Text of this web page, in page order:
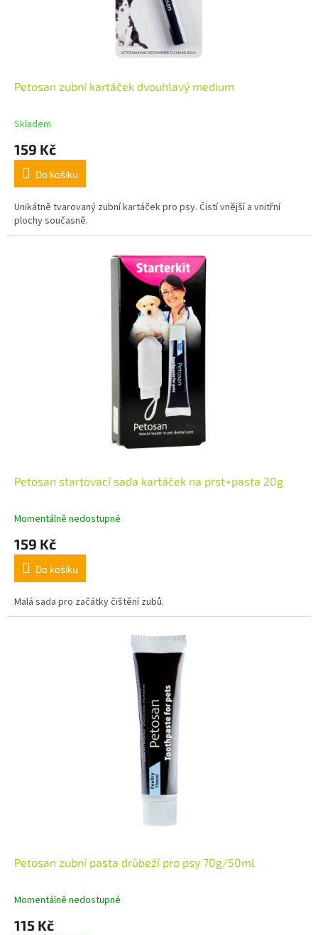
Petosan zubní kartáček dvouhlavý medium
Skladem
159 Kč
Do košíku
Unikátně tvarovaný zubní kartáček pro psy. Čistí vnější a vnitřní
plochy současně.
Petosan startovací sada kartáček na prst+pasta 20g
Momentálně nedostupné
159 Kč
Do košíku
Malá sada pro začátky čištění zubů.
Petosan zubní pasta drůbeží pro psy 70g/50ml
Momentálně nedostupné
115 Kč